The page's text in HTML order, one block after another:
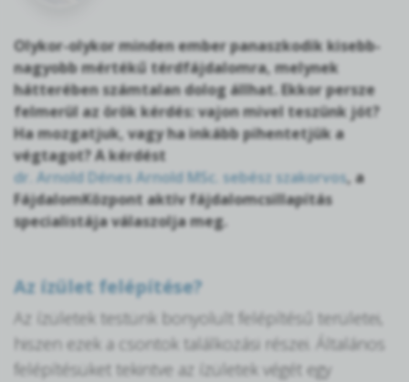
Olykor-olykor minden ember panaszkodik kisebb-
nagyobb mértékű térdfájdalomra, melynek
hátterében számtalan dolog állhat. Ekkor persze
felmerül az örök kérdés: vajon mivel teszünk jót?
Ha mozgatjuk, vagy ha inkább pihentetjük a
végtagot? A kérdést
dr. Arnold Dénes Arnold MSc. sebész szakorvos, a
FájdalomKözpont aktív fájdalomcsillapítás
specialistája válaszolja meg.
Az ízület felépítése?
Az ízületek testünk bonyolult felépítésű területei,
hiszen ezek a csontok találkozási részei. Általános
felépítésüket tekintve az ízületek végét egy